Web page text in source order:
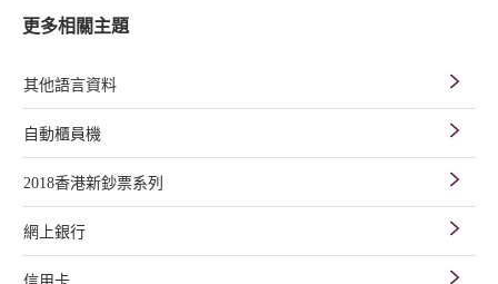
更多相關主題
其他語言資料
自動櫃員機
2018香港新鈔票系列
網上銀行